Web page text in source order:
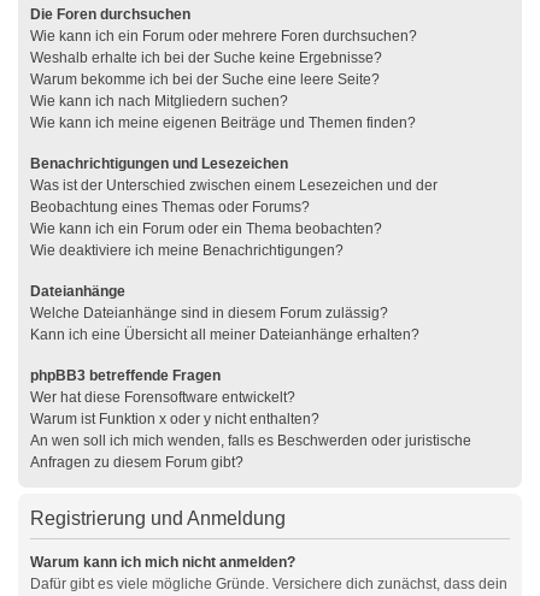
Die Foren durchsuchen
Wie kann ich ein Forum oder mehrere Foren durchsuchen?
Weshalb erhalte ich bei der Suche keine Ergebnisse?
Warum bekomme ich bei der Suche eine leere Seite?
Wie kann ich nach Mitgliedern suchen?
Wie kann ich meine eigenen Beiträge und Themen finden?
Benachrichtigungen und Lesezeichen
Was ist der Unterschied zwischen einem Lesezeichen und der
Beobachtung eines Themas oder Forums?
Wie kann ich ein Forum oder ein Thema beobachten?
Wie deaktiviere ich meine Benachrichtigungen?
Dateianhänge
Welche Dateianhänge sind in diesem Forum zulässig?
Kann ich eine Übersicht all meiner Dateianhänge erhalten?
phpBB3 betreffende Fragen
Wer hat diese Forensoftware entwickelt?
Warum ist Funktion x oder y nicht enthalten?
An wen soll ich mich wenden, falls es Beschwerden oder juristische
Anfragen zu diesem Forum gibt?
Registrierung und Anmeldung
Warum kann ich mich nicht anmelden?
Dafür gibt es viele mögliche Gründe. Versichere dich zunächst, dass dein